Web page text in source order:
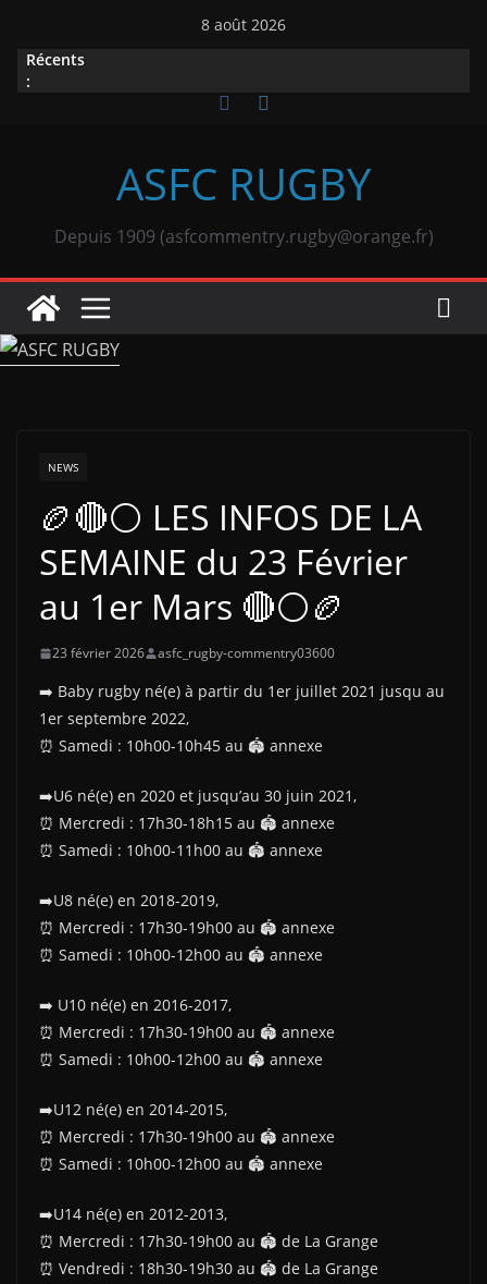
contenu
8 août 2026
Récents
:
ASFC RUGBY
Depuis 1909 (asfcommentry.rugby@orange.fr)
NEWS
🏉🔴⚪ LES INFOS DE LA
SEMAINE du 23 Février
au 1er Mars 🔴⚪🏉
23 février 2026 asfc_rugby-commentry03600
➡️ Baby rugby né(e) à partir du 1er juillet 2021 jusqu au
1er septembre 2022,
⏰️ Samedi : 10h00-10h45 au 🏟 annexe
➡️U6 né(e) en 2020 et jusqu’au 30 juin 2021,
⏰️ Mercredi : 17h30-18h15 au 🏟 annexe
⏰️ Samedi : 10h00-11h00 au 🏟 annexe
➡️U8 né(e) en 2018-2019,
⏰️ Mercredi : 17h30-19h00 au 🏟 annexe
⏰️ Samedi : 10h00-12h00 au 🏟 annexe
➡️ U10 né(e) en 2016-2017,
⏰️ Mercredi : 17h30-19h00 au 🏟 annexe
⏰️ Samedi : 10h00-12h00 au 🏟 annexe
➡️U12 né(e) en 2014-2015,
⏰️ Mercredi : 17h30-19h00 au 🏟 annexe
⏰️ Samedi : 10h00-12h00 au 🏟 annexe
➡️U14 né(e) en 2012-2013,
⏰️ Mercredi : 17h30-19h00 au 🏟 de La Grange
⏰️ Vendredi : 18h30-19h30 au 🏟 de La Grange